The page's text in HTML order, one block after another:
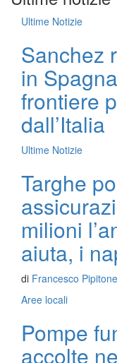
Ultime Notizie
Sanchez
in
frontiere
dall’Italia
Ultime Notizie
Targhe
milioni
aiuta, i
di Francesco Pipitone
Aree locali
Pompe
accolte